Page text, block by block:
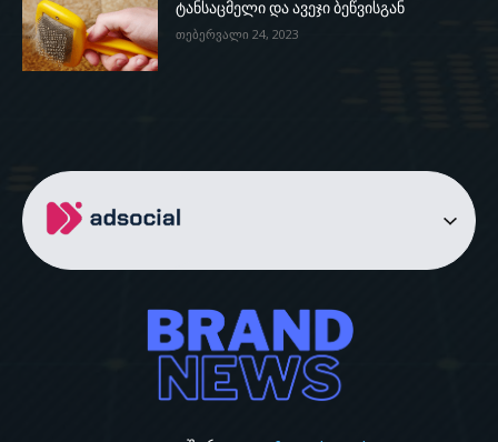
ტანსაცმელი და ავეჯი ბეწვისგან
თებერვალი 24, 2023